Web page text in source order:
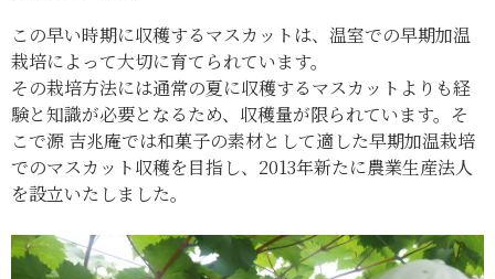
この早い時期に収穫するマスカットは、温室での早期加温
栽培によって大切に育てられています。
その栽培方法には通常の夏に収穫するマスカットよりも経
験と知識が必要となるため、収穫量が限られています。そ
こで源 吉兆庵では和菓子の素材として適した早期加温栽培
でのマスカット収穫を目指し、2013年新たに農業生産法人
を設立いたしました。